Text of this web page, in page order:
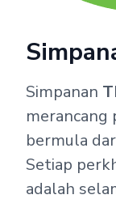
Simpanan
merancang
bermula
Setiap
adalah